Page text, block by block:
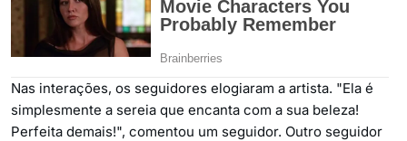
Nas interações, os seguidores elogiaram a artista. "Ela é
simplesmente a sereia que encanta com a sua beleza!
Perfeita demais!", comentou um seguidor. Outro seguidor